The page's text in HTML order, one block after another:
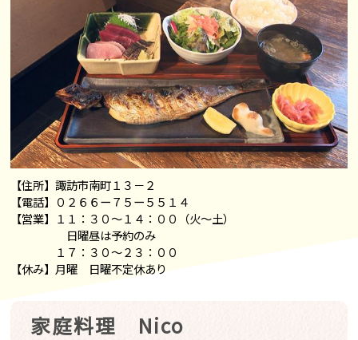
【住所】諏訪市南町１３－２
【電話】０２６６ー７５ー５５１４
【営業】１１：３０～１４：００（火～土）
日曜昼は予約のみ
１７：３０～２３：００
【休み】月曜 日曜不定休あり
家庭料理 Nico